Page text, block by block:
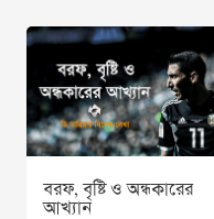
বরফ, বৃষ্টি ও অন্ধকারের
আখ্যান